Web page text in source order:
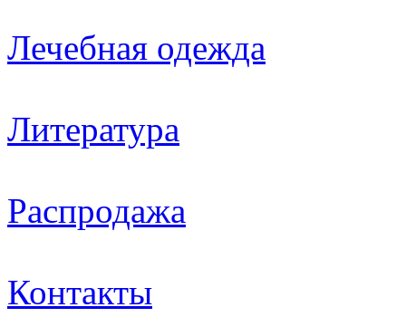
Лечебная одежда
Литература
Распродажа
Контакты